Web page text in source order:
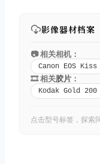
影像器材档案
📷 相关相机：
Canon EOS
🎞️ 相关胶片 ：
Kodak Gold 200
点击型号标签，探索